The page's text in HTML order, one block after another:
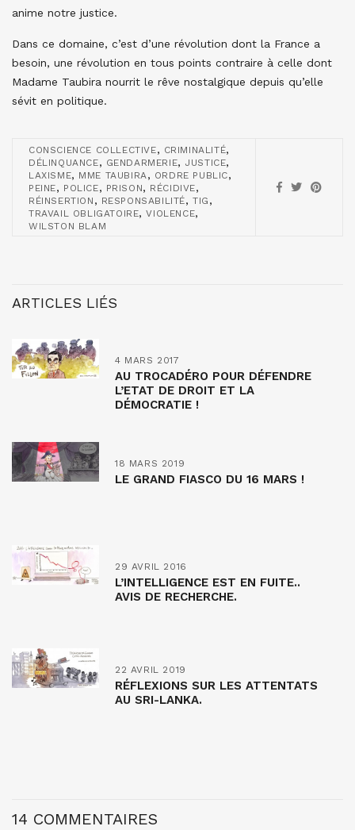
anime notre justice.
Dans ce domaine, c’est d’une révolution dont la France a
besoin, une révolution en tous points contraire à celle dont
Madame Taubira nourrit le rêve nostalgique depuis qu’elle
sévit en politique.
CONSCIENCE COLLECTIVE, CRIMINALITÉ,
DÉLINQUANCE, GENDARMERIE, JUSTICE,
LAXISME, MME TAUBIRA, ORDRE PUBLIC,
PEINE, POLICE, PRISON, RÉCIDIVE,
RÉINSERTION , RESPONSABILITÉ,TIG ,
TRAVAIL OBLIGATOIRE,VIOLENCE,
WILSTON BLAM
ARTICLES LIÉS
4 MARS 2017
AU TROCADÉRO POUR DÉFENDRE
L’ETAT DE DROIT ET LA
DÉMOCRATIE !
18 MARS 2019
LE GRAND FIASCO DU 16 MARS !
29 AVRIL 2016
L’INTELLIGENCE EST EN FUITE..
AVIS DE RECHERCHE.
22 AVRIL 2019
RÉFLEXIONS SUR LES ATTENTATS
AU SRI-LANKA.
14 COMMENTAIRES